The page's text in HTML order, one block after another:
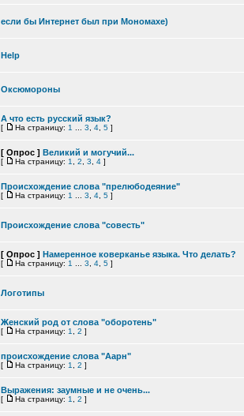
если бы Интернет был при Мономахе)
Help
Оксюмороны
А что есть русский язык?
[ На страницу: 1 3 4 5 ]
[ Опрос ] Великий и могучий...
[ На страницу: 1 2 3 4 ]
Происхождение слова "прелюбодеяние"
[ На страницу: 1 3 4 5 ]
Происхождение слова "совесть"
[ Опрос ] Намеренное коверканье языка. Что делать?
[ На страницу: 1 3 4 5 ]
Логотипы
Женский род от слова "оборотень"
[ На страницу: 1 2 ]
происхождение слова "Аарн"
[ На страницу: 1 2 ]
Выражения: заумные и не очень...
[ На страницу: 1 2 ]